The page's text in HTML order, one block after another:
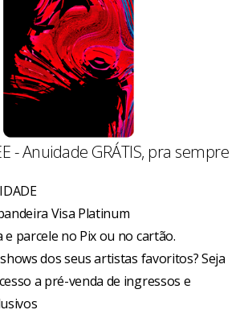
- Anuidade GRÁTIS, pra sempre
Visa Platinum
e parcele no Pix ou no cartão.
dos seus artistas favoritos? Seja
a pré-venda de ingressos e